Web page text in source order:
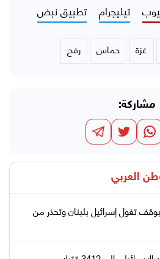
تيليجرام تطبيق نبض
غزة حماس رفح
مشاركة:
العربي
تغول إسرائيل بلبنان وتحذر من